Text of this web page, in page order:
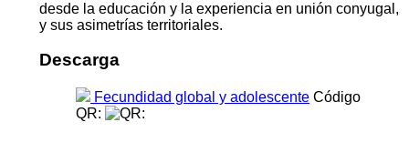
desde la educación y la experiencia en unión conyugal,
y sus asimetrías territoriales.
Descarga
Fecundidad global y adolescente Código
QR: